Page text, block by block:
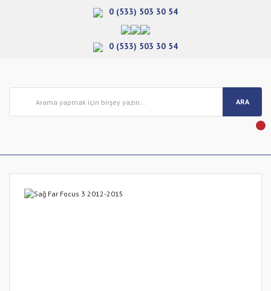
0 (533) 503 30 54
0 (533) 503 30 54
ARA